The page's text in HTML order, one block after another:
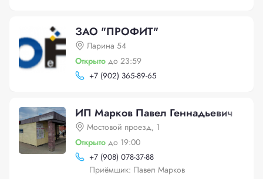
ЗАО "ПРОФИТ"
Ларина 54
Открыто до 23:59
+7 (902) 365-89-65
ИП Марков Павел Геннадьевич
Мостовой проезд, 1
Открыто до 19:00
+7 (908) 078-37-88
Приёмщик: Павел Марков